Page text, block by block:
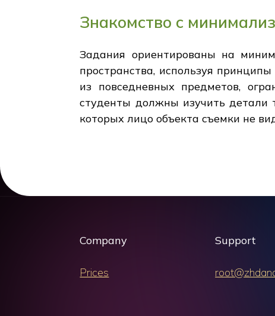
Знакомство с
Задания ориентированы на
пространства, используя
из повседневных предметов,
студенты должны изучить
которых лицо объекта съемки не
Company
Prices
Support